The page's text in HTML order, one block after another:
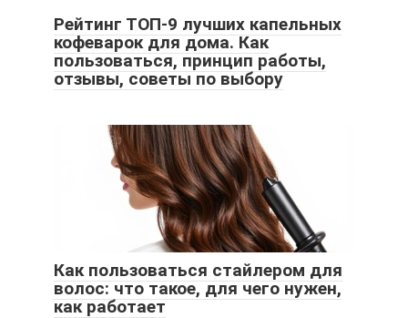
Рейтинг ТОП-9 лучших капельных
кофеварок для дома. Как
пользоваться, принцип работы,
отзывы, советы по выбору
Как пользоваться стайлером для
волос: что такое, для чего нужен,
как работает